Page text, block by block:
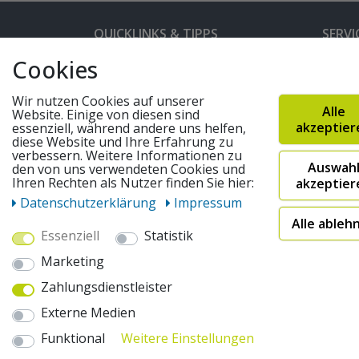
QUICKLINKS & TIPPS
Partnerprogramm
Marken
FAQ
© 2026 pentagonsports.de
Daten­schutz­erklärung
* Alle Preise inkl. gesetzlicher Mehrwertsteuer zuzüglich
"Sofort verfügbar") | 2Versandkostenfrei nach
Cookies
Wir nutzen Cookies auf unserer
Website. Einige von diesen sind
essenziell, während andere uns helfen,
diese Website und Ihre Erfahrung zu
verbessern. Weitere Informationen zu
den von uns verwendeten Cookies und
Ihren Rechten als Nutzer finden Sie hier:
Daten­schutz­erklärung
Impressum
Essenziell
Statistik
Marketing
Zahlungsdienstleister
Externe Medien
Funktional
Weitere Einstellungen
Alle
Auswahl
Alle